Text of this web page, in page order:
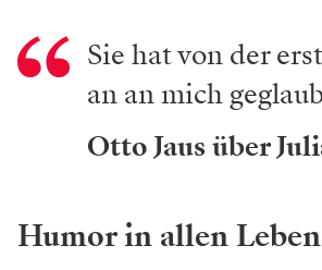
Sie hat von der
an an mich
Otto Jaus über
Humor in allen